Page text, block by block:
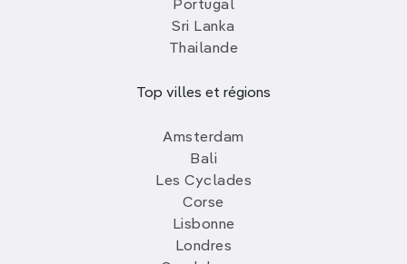
Portugal
Sri Lanka
Thailande
Top villes et régions
Amsterdam
Bali
Les Cyclades
Corse
Lisbonne
Londres